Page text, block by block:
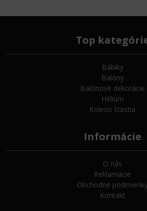
Top
Bábiky
Balóny
Balónové dekorácie
Hélium
Koleso šťastia
Informácie
O nás
Reklamácie
Obchodné
Kontakt